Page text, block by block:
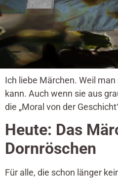
Ich liebe Märchen. Weil
kann. Auch wenn sie aus
die „Moral von der
Heute: Das
Dornröschen
Für alle, die schon länger